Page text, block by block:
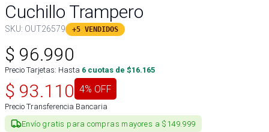
Cuchillo Trampero
SKU: OUT26579 +5 VENDIDOS
$ 96.990
Precio Tarjetas: Hasta 6 cuotas de $16.165
$ 93.110 4% OFF
Precio Transferencia Bancaria
Envío gratis para compras mayores a $149.999